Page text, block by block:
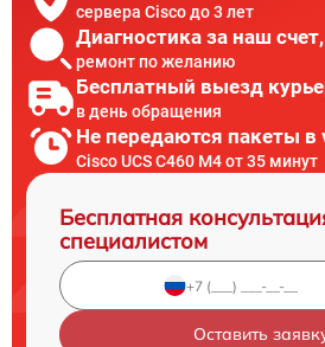
сервера Cisco до 3 лет
Диагностика за наш счет,
ремонт по желанию
Бесплатный выезд
в день обращения
Не передаются пакеты в
Cisco UCS C460 M4 от 35 минут
Бесплатная
специалистом
Оставить